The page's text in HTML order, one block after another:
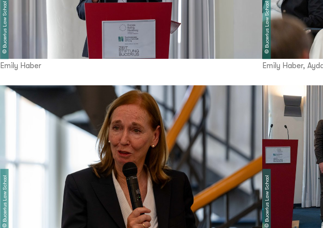
©
Bucerius Law School
Emily Haber
©
Bucerius Law School
Emily Haber,
©
Bucerius Law School
©
Bucerius Law School